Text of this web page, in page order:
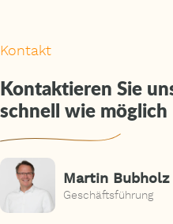
Kontakt
Kontaktieren Sie
schnell wie möglich
Martin Bubholz
Geschäftsführung